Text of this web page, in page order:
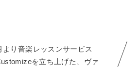
より音楽レッスンサービス
を立ち上げた、ヴァ